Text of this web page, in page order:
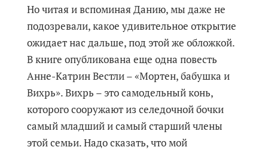
Но читая и вспоминая Данию, мы даже не
подозревали, какое удивительное открытие
ожидает нас дальше, под этой же обложкой.
В книге опубликована еще одна повесть
Анне-Катрин Вестли – «Мортен, бабушка и
Вихрь». Вихрь – это самодельный конь,
которого сооружают из селедочной бочки
самый младший и самый старший члены
этой семьи. Надо сказать, что мой